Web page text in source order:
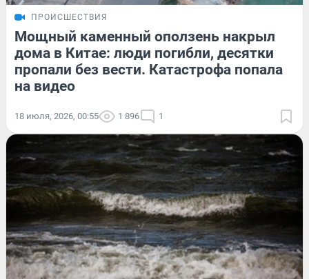
ПРОИСШЕСТВИЯ
Мощный каменный оползень накрыл
дома в Китае: люди погибли, десятки
пропали без вести. Катастрофа попала
на видео
18 июля, 2026, 00:55 1 896 1